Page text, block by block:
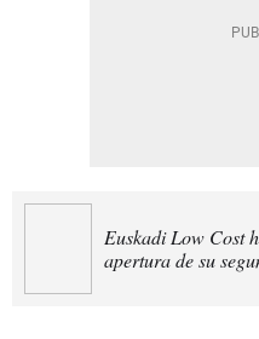
Euskadi Low Cost
apertura de su